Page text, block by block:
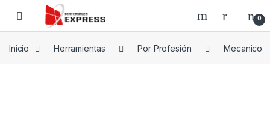
Skip to navigation
Skip to content
0
Inicio Herramientas Por Profesión Mecanico